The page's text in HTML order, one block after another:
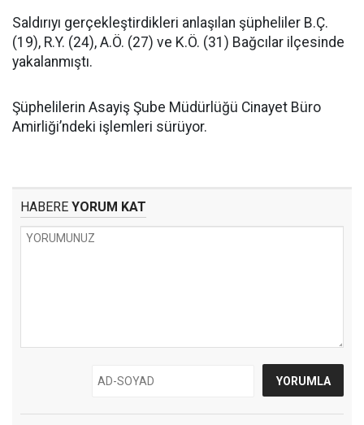
Saldırıyı gerçekleştirdikleri anlaşılan şüpheliler B.Ç.
(19), R.Y. (24), A.Ö. (27) ve K.Ö. (31) Bağcılar ilçesinde
yakalanmıştı.
Şüphelilerin Asayiş Şube Müdürlüğü Cinayet Büro
Amirliği’ndeki işlemleri sürüyor.
HABERE YORUM KAT